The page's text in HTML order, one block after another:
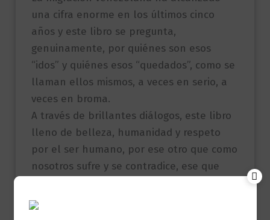
una cifra enorme en los últimos cinco
años y este libro se pregunta,
genuinamente, por quiénes son esos
“idos” y quiénes esos “quedados”, como se
llaman ellos mismos, a veces en serio, a
veces en broma.
A través de brillantes diálogos, este libro
lleno de belleza, humanidad y respeto
por el ser humano, por ese otro que como
nosotros sufre y se contradice, ese que
querido dar cuenta del hombre del barrio